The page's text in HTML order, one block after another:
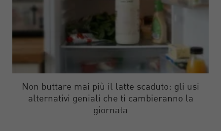
Non buttare mai più il latte scaduto: gli usi
alternativi geniali che ti cambieranno la
giornata